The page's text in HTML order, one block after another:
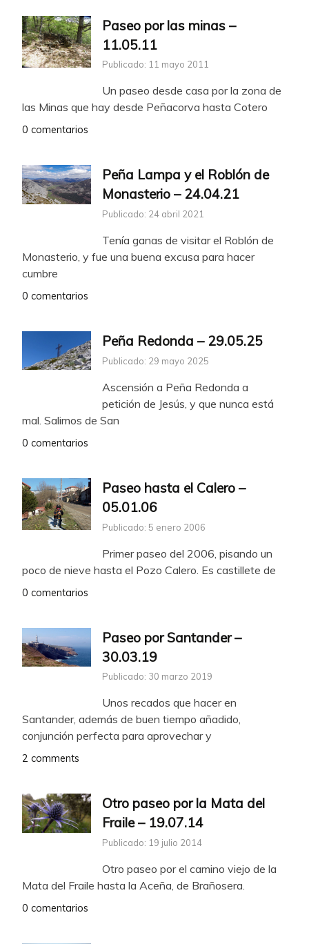
Paseo por las minas –
11.05.11
Publicado: 11 mayo 2011
Un paseo desde casa por la zona de
las Minas que hay desde Peñacorva hasta Cotero
0 comentarios
Peña Lampa y el Roblón de
Monasterio – 24.04.21
Publicado: 24 abril 2021
Tenía ganas de visitar el Roblón de
Monasterio, y fue una buena excusa para hacer
cumbre
0 comentarios
Peña Redonda – 29.05.25
Publicado: 29 mayo 2025
Ascensión a Peña Redonda a
petición de Jesús, y que nunca está
mal. Salimos de San
0 comentarios
Paseo hasta el Calero –
05.01.06
Publicado: 5 enero 2006
Primer paseo del 2006, pisando un
poco de nieve hasta el Pozo Calero. Es castillete de
0 comentarios
Paseo por Santander –
30.03.19
Publicado: 30 marzo 2019
Unos recados que hacer en
Santander, además de buen tiempo añadido,
conjunción perfecta para aprovechar y
2 comments
Otro paseo por la Mata del
Fraile – 19.07.14
Publicado: 19 julio 2014
Otro paseo por el camino viejo de la
Mata del Fraile hasta la Aceña, de Brañosera.
0 comentarios